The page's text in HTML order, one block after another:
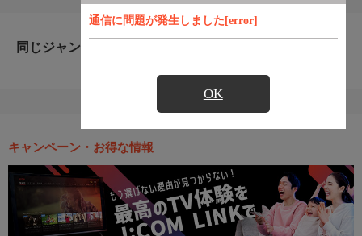
通信に問題が発生しました[error]
OK
同じジャンルのおすすめ番組
キャンペーン・お得な情報